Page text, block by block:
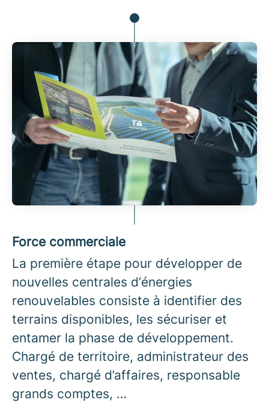
Force commerciale
La première étape pour développer de
nouvelles centrales d’énergies
renouvelables consiste à identifier des
terrains disponibles, les sécuriser et
entamer la phase de développement.
Chargé de territoire, administrateur des
ventes, chargé d’affaires, responsable
grands comptes, …